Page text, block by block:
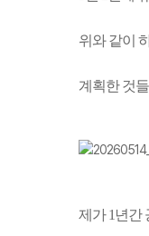
위와 같이
계획한 것
제가 1년간